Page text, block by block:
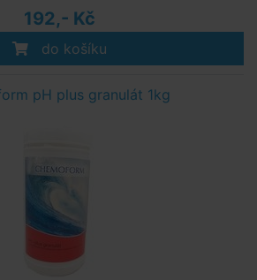
192,- Kč
do košíku
pH plus granulát 1kg